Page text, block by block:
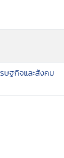
ษฐกิจและสังคม